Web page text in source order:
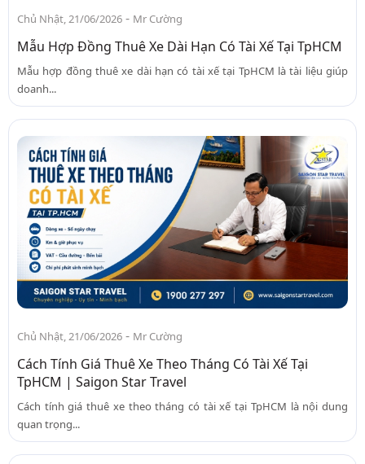
Chủ Nhật, 21/06/2026 - Mr Cường
Mẫu Hợp Đồng Thuê Xe Dài Hạn Có Tài Xế Tại TpHCM
Mẫu hợp đồng thuê xe dài hạn có tài xế tại TpHCM là tài liệu giúp
doanh...
Chủ Nhật, 21/06/2026 - Mr Cường
Cách Tính Giá Thuê Xe Theo Tháng Có Tài Xế Tại
TpHCM | Saigon Star Travel
Cách tính giá thuê xe theo tháng có tài xế tại TpHCM là nội dung
quan trọng...